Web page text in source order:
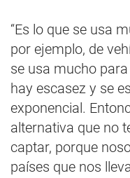
“Es lo que se usa
por ejemplo, de
se usa mucho
hay escasez y se
exponencial.
alternativa que no
captar, porque
países que nos